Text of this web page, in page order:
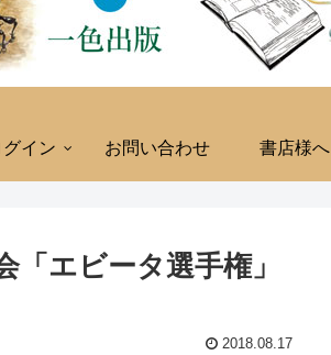
イン お問い合わせ 書店様へ
エビータ選手権」
2018.08.17